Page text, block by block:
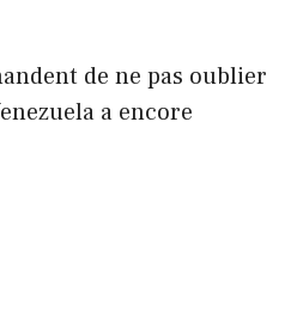
de ne pas oublier
a encore